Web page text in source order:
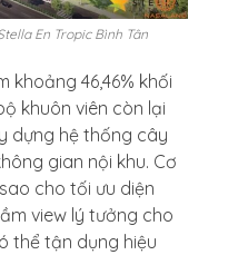
En Tropic Bình Tân
khoảng 46,46% khối
khuôn viên còn lại
dựng hệ thống cây
gian nội khu. Cơ
cho tối ưu diện
view lý tưởng cho
thể tận dụng hiệu